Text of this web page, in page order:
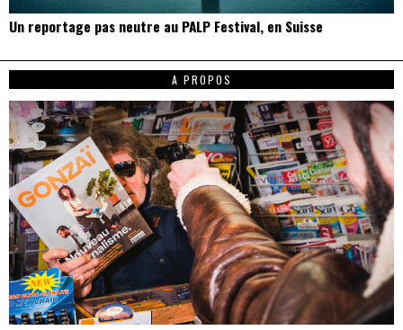
Un reportage pas neutre au PALP Festival, en Suisse
A PROPOS